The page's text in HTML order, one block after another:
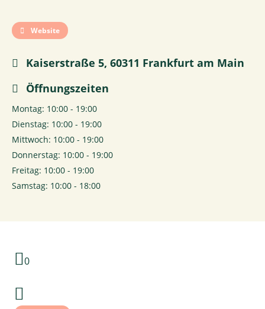
Website
Kaiserstraße 5, 60311 Frankfurt am Main
Öffnungszeiten
Montag: 10:00 - 19:00
Dienstag: 10:00 - 19:00
Mittwoch: 10:00 - 19:00
Donnerstag: 10:00 - 19:00
Freitag: 10:00 - 19:00
Samstag: 10:00 - 18:00
0